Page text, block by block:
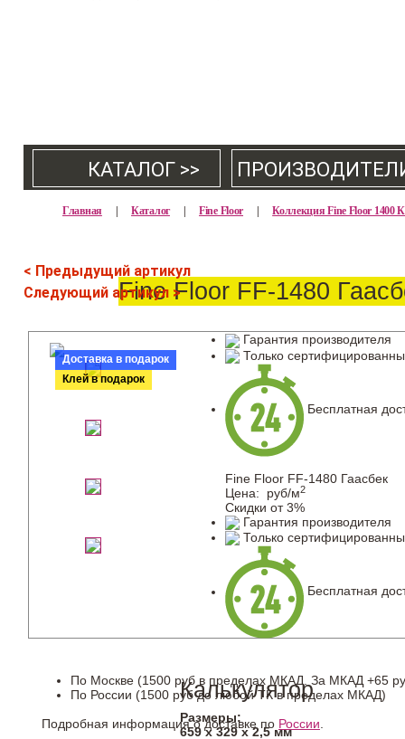
КАТАЛОГ >>
Главная Каталог Fine Floor Коллекция Fine Floor
< Предыдущий артикул
Следующий артикул >Fine Floor FF-1480
Доставка в подарок
Клей в подарок
Гарантия производителя
Только
Бесплатная
Fine Floor FF-1480 Гаасбек
Цена:
руб/м2
Скидки от 3%
Гарантия производителя
Только
Бесплатная
Калькулятор
Размеры:
659 х 329 х 2,5 мм
По Москве (1500 руб в пределах МКАД. За МКАД +65
По России (1500 руб до любой ТК в пределах МКАД)
Подробная информация о доставке по России.